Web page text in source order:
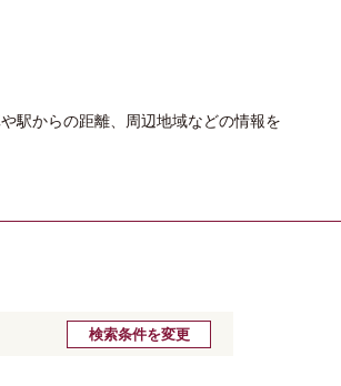
駅からの距離、周辺地域などの情報を
検索条件を変更